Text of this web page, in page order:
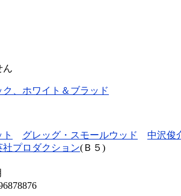
ん
、ホワイト＆ブラッド
グレッグ・スモールウッド
中沢俊
社プロダクション(Ｂ５)